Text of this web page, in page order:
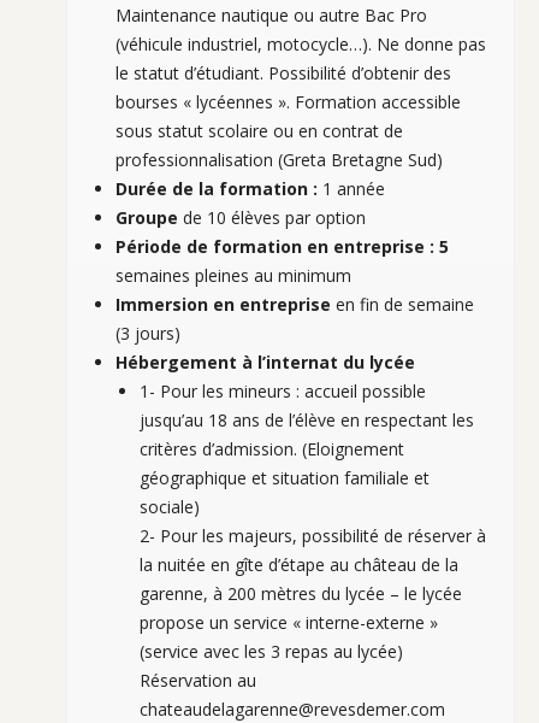
Maintenance nautique ou autre Bac Pro
(véhicule industriel, motocycle…). Ne donne pas
le statut d’étudiant. Possibilité d’obtenir des
bourses « lycéennes ». Formation accessible
sous statut scolaire ou en contrat de
professionnalisation (Greta Bretagne Sud)
Durée de la formation : 1 année
Groupe de 10 élèves par option
Période de formation en entreprise : 5
semaines pleines au minimum
Immersion en entreprise en fin de semaine
(3 jours)
Hébergement à l’internat du lycée
1- Pour les mineurs : accueil possible
jusqu’au 18 ans de l’élève en respectant les
critères d’admission. (Eloignement
géographique et situation familiale et
sociale)
2- Pour les majeurs, possibilité de réserver à
la nuitée en gîte d’étape au château de la
garenne, à 200 mètres du lycée – le lycée
propose un service « interne-externe »
(service avec les 3 repas au lycée)
Réservation au
chateaudelagarenne@revesdemer.com